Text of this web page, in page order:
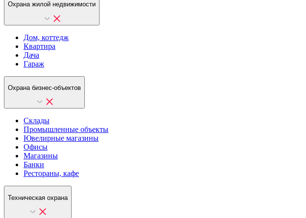
Охрана жилой недвижимости
Дом, коттедж
Квартира
Дача
Гараж
Охрана бизнес-объектов
Склады
Промышленные объекты
Ювелирные магазины
Офисы
Магазины
Банки
Рестораны, кафе
Техническая охрана